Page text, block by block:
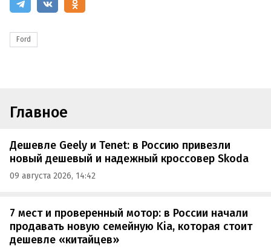
Ford
Главное
Дешевле Geely и Tenet: в Россию привезли
новый дешевый и надежный кроссовер Skoda
09 августа 2026, 14:42
7 мест и проверенный мотор: в России начали
продавать новую семейную Kia, которая стоит
дешевле «китайцев»